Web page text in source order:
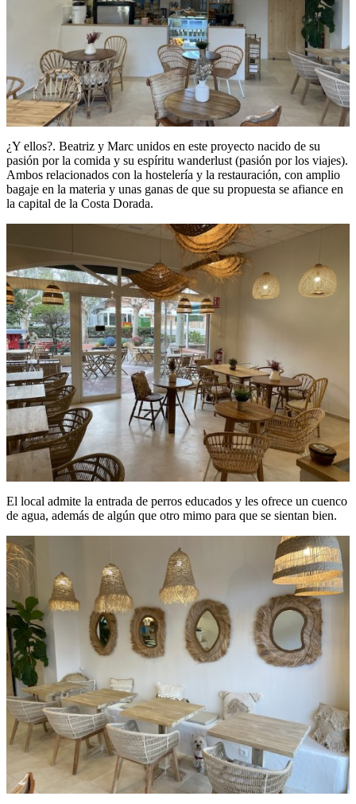
¿Y ellos?. Beatriz y Marc unidos en este proyecto nacido de su
pasión por la comida y su espíritu wanderlust (pasión por los viajes).
Ambos relacionados con la hostelería y la restauración, con amplio
bagaje en la materia y unas ganas de que su propuesta se afiance en
la capital de la Costa Dorada.
El local admite la entrada de perros educados y les ofrece un cuenco
de agua, además de algún que otro mimo para que se sientan bien.